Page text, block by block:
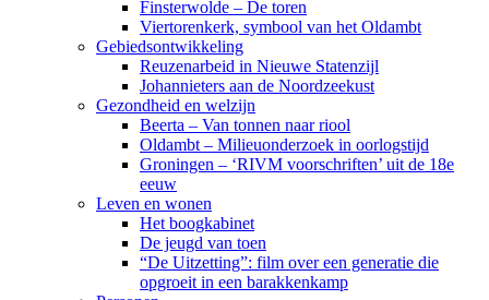
Finsterwolde – De toren
Viertorenkerk, symbool van het Oldambt
Gebiedsontwikkeling
Reuzenarbeid in Nieuwe Statenzijl
Johannieters aan de Noordzeekust
Gezondheid en welzijn
Beerta – Van tonnen naar riool
Oldambt – Milieuonderzoek in oorlogstijd
Groningen – ‘RIVM voorschriften’ uit de 18e
eeuw
Leven en wonen
Het boogkabinet
De jeugd van toen
“De Uitzetting”: film over een generatie die
opgroeit in een barakkenkamp